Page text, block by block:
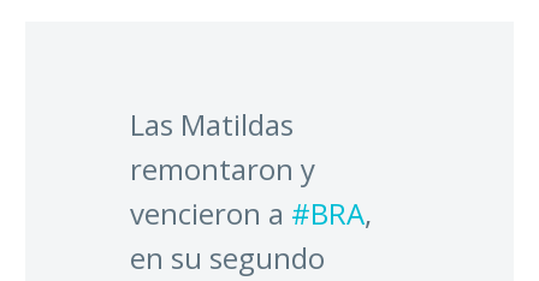
Las Matildas
remontaron y
vencieron a #BRA,
en su segundo